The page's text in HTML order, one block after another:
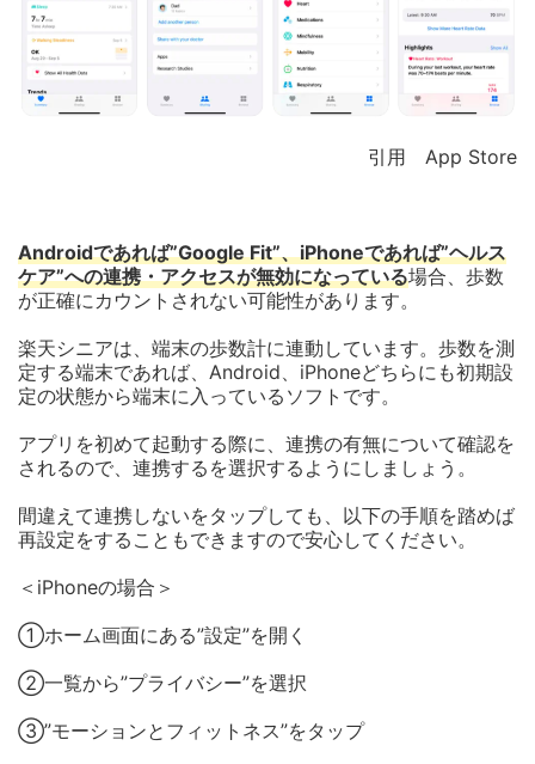
引用 App Store
Androidであれば”Google Fit”、iPhoneであれば”ヘルス
ケア”への連携・アクセスが無効になっている場合、歩数
が正確にカウントされない可能性があります。
楽天シニアは、端末の歩数計に連動しています。 歩数を測
定する端末であれば、Android、iPhoneどちらにも初期設
定の状態から端末に入っているソフトです。
アプリを初めて起動する際に、連携の有無について確認を
されるので、連携するを選択するようにしましょう。
間違えて連携しないをタップしても、以下の手順を踏めば
再設定をすることもできますので安心してください。
＜iPhoneの場合＞
①ホーム画面にある”設定”を開く
②一覧から”プライバシー”を選択
③”モーションとフィットネス”をタップ